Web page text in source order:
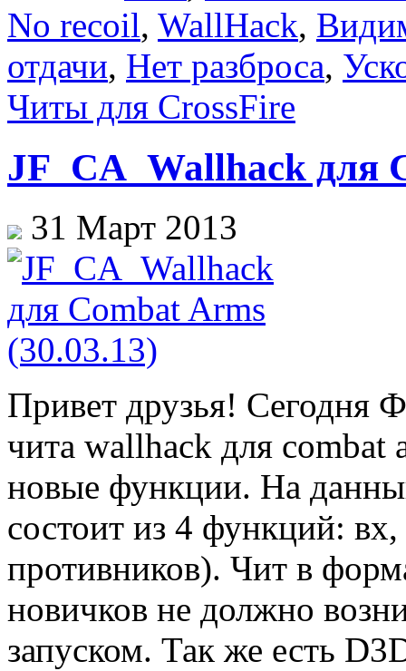
No recoil, WallHack,
отдачи, Нет разброса,
Читы для CrossFire
JF_CA_Wallhack для
31 Март 2013
Привет друзья! Сегодня
чита wallhack для combat
новые функции. На
состоит из 4 функций:
противников). Чит в
новичков не должно
запуском. Так же есть